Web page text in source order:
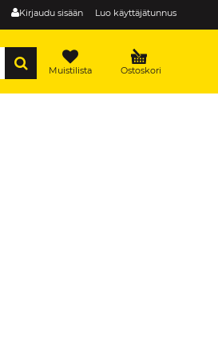
Kirjaudu sisään Luo käyttäjätunnus
Ostoskori
Muistilista